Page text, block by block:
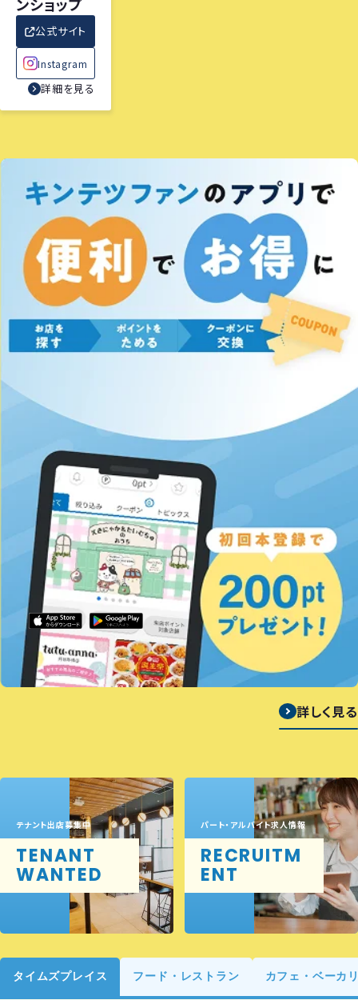
ンショップ
公式サイト
Instagram
詳細を見る
詳しく見る
テナント出店募集中
TENANT
WANTED
パート・アルバイト求人情報
RECRUITM
ENT
タイムズプレイス フード・レストラン カフェ・ベーカ